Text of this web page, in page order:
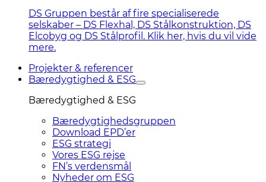
DS Gruppen består af fire specialiserede
selskaber – DS Flexhal, DS Stålkonstruktion, DS
Elcobyg og DS Stålprofil. Klik her, hvis du vil vide
mere.
Projekter & referencer
Bæredygtighed & ESG
Bæredygtighed & ESG
Bæredygtighedsgruppen
Download EPD’er
ESG strategi
Vores ESG rejse
FN’s verdensmål
Nyheder om ESG